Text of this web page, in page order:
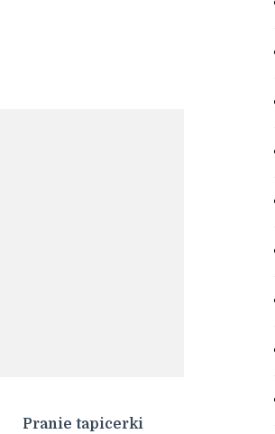
Pranie tapicerki